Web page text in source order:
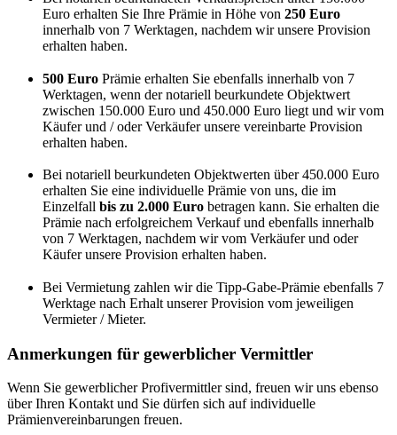
Euro erhalten Sie Ihre Prämie in Höhe von 250 Euro
innerhalb von 7 Werktagen, nachdem wir unsere Provision
erhalten haben.
500 Euro Prämie erhalten Sie ebenfalls innerhalb von 7
Werktagen, wenn der notariell beurkundete Objektwert
zwischen 150.000 Euro und 450.000 Euro liegt und wir vom
Käufer und / oder Verkäufer unsere vereinbarte Provision
erhalten haben.
Bei notariell beurkundeten Objektwerten über 450.000 Euro
erhalten Sie eine individuelle Prämie von uns, die im
Einzelfall bis zu 2.000 Euro betragen kann. Sie erhalten die
Prämie nach erfolgreichem Verkauf und ebenfalls innerhalb
von 7 Werktagen, nachdem wir vom Verkäufer und oder
Käufer unsere Provision erhalten haben.
Bei Vermietung zahlen wir die Tipp-Gabe-Prämie ebenfalls 7
Werktage nach Erhalt unserer Provision vom jeweiligen
Vermieter / Mieter.
Anmerkungen für gewerblicher Vermittler
Wenn Sie gewerblicher Profivermittler sind, freuen wir uns ebenso
über Ihren Kontakt und Sie dürfen sich auf individuelle
Prämienvereinbarungen freuen.